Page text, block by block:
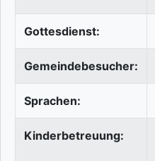
Gottesdienst:
Gemeindebesucher:
Sprachen:
Kinderbetreuung: